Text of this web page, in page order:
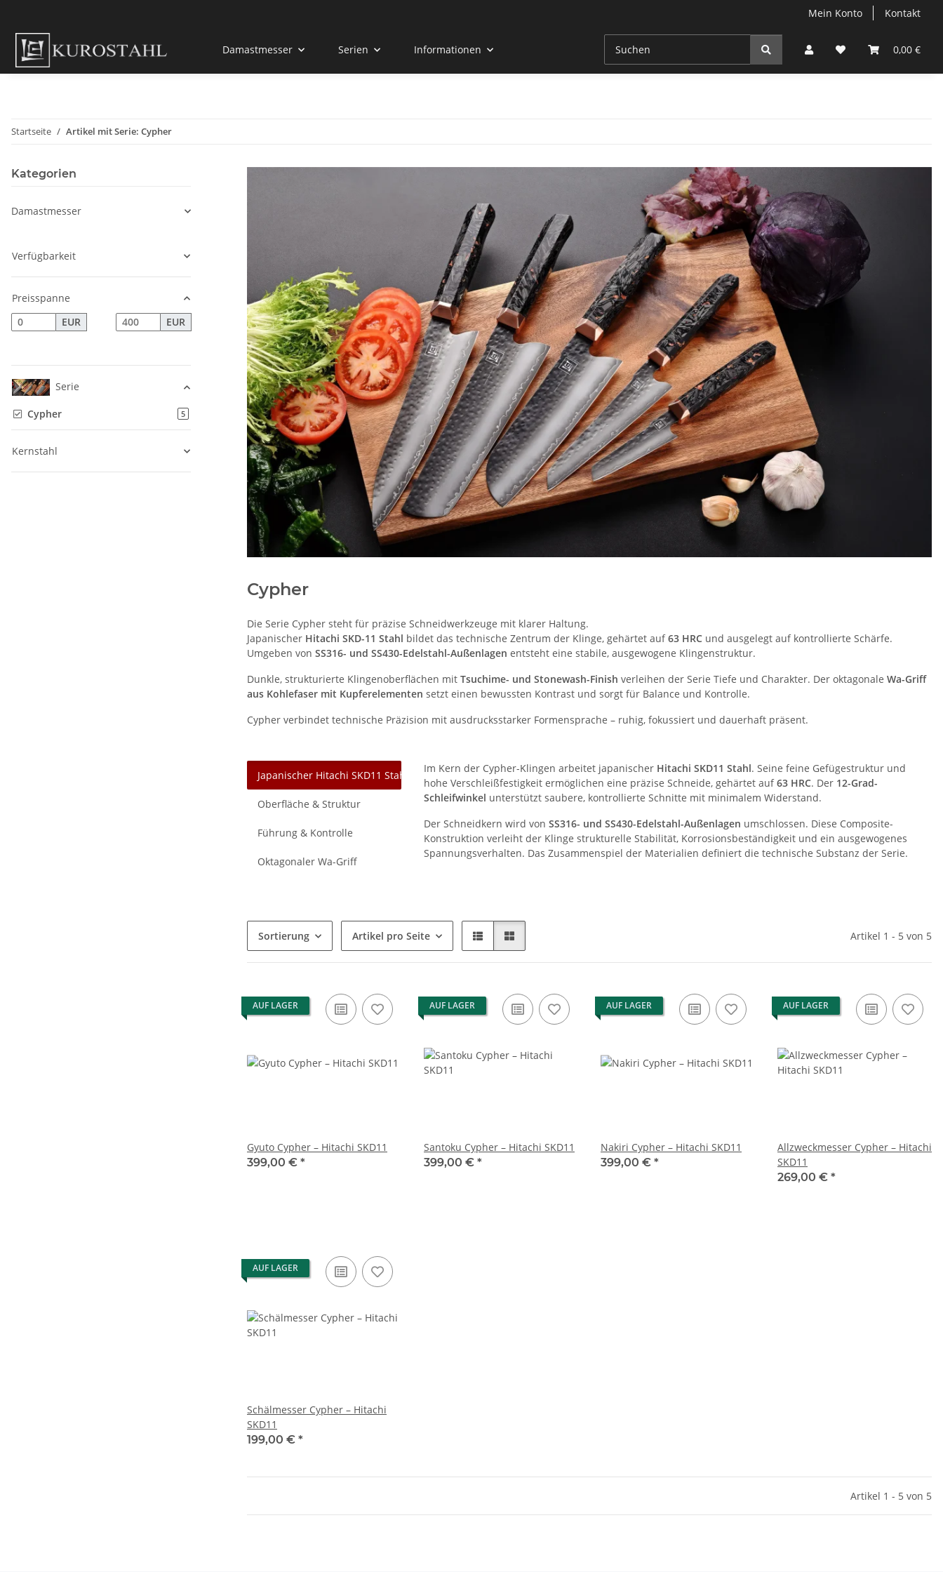
Mein Konto Kontakt
0,00 €
Damastmesser Serien Informationen
Startseite Artikel mit Serie: Cypher
Cypher
Die Serie Cypher steht für präzise Schneidwerkzeuge mit klarer Haltung.
Japanischer Hitachi SKD-11 Stahl bildet das technische Zentrum der Klinge, gehärtet auf63 HRC und ausgelegt auf kontrollierte Schärfe.
Umgeben von SS316- und SS430-Edelstahl-Außenlagen entsteht eine stabile, ausgewogene Klingenstruktur.
Dunkle, strukturierte Klingenoberflächen mit Tsuchime- und Stonewash-Finish verleihen der Serie Tiefe und Charakter. Der oktagonale Wa-Griff
aus Kohlefaser mit Kupferelementen setzt einen bewussten Kontrast und sorgt für Balance und Kontrolle.
Cypher verbindet technische Präzision mit ausdrucksstarker Formensprache – ruhig, fokussiert und dauerhaft präsent.
Japanischer Hitachi SKD11 Stahl
Oberfläche & Struktur
Führung & Kontrolle
Oktagonaler Wa-Griff
Im Kern der Cypher-Klingen arbeitet japanischer Hitachi SKD11 Stahl. Seine feine Gefügestruktur und
hohe Verschleißfestigkeit ermöglichen eine präzise Schneide, gehärtet auf63 HRC. Der 12-Grad-
Schleifwinkel unterstützt saubere, kontrollierte Schnitte mit minimalem Widerstand.
Der Schneidkern wird von SS316- und SS430-Edelstahl-Außenlagen umschlossen. Diese Composite-
Konstruktion verleiht der Klinge strukturelle Stabilität, Korrosionsbeständigkeit und ein ausgewogenes
Spannungsverhalten. Das Zusammenspiel der Materialien definiert die technische Substanz der Serie.
Sortierung Artikel pro Seite Artikel 1 - 5 von 5
AUF LAGER
Gyuto Cypher – Hitachi SKD11
399,00 € *
AUF LAGER
Santoku Cypher – Hitachi SKD11
399,00 € *
AUF LAGER
Nakiri Cypher – Hitachi SKD11
399,00 € *
AUF LAGER
Allzweckmesser Cypher – Hitachi
SKD11
269,00 € *
AUF LAGER
Schälmesser Cypher – Hitachi
SKD11
199,00 € *
Artikel 1 - 5 von 5
Kategorien
Damastmesser
Verfügbarkeit
Preisspanne
EUR
EUR
Serie
Cypher 5Artikel gefunden
Kernstahl